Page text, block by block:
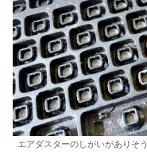
エアダスターのしがいがありそう